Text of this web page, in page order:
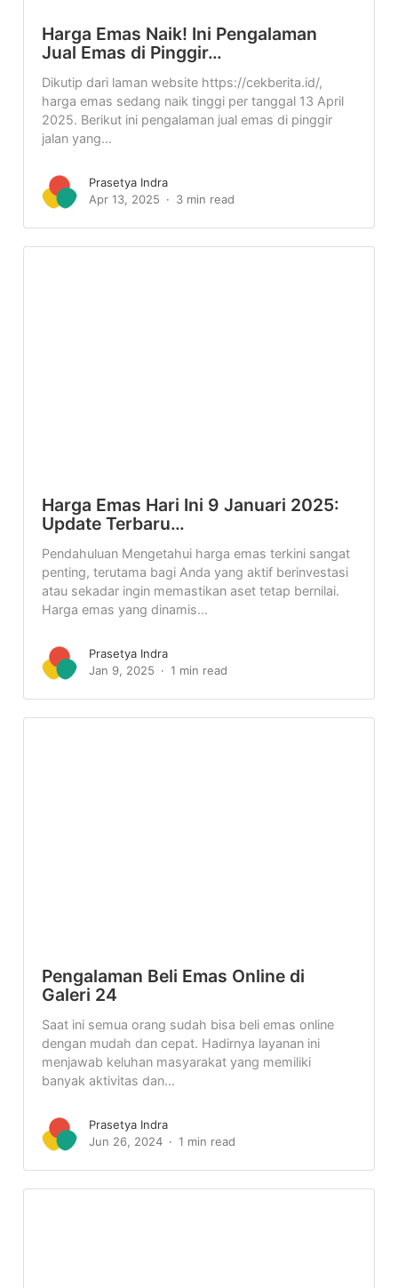
Harga Emas Naik! Ini Pengalaman
Jual Emas di Pinggir…
Dikutip dari laman website https://cekberita.id/,
harga emas sedang naik tinggi per tanggal 13 April
2025. Berikut ini pengalaman jual emas di pinggir
jalan yang...
Prasetya Indra
Apr 13, 2025
3 min read
Harga Emas Hari Ini 9 Januari 2025:
Update Terbaru…
Pendahuluan Mengetahui harga emas terkini sangat
penting, terutama bagi Anda yang aktif berinvestasi
atau sekadar ingin memastikan aset tetap bernilai.
Harga emas yang dinamis...
Prasetya Indra
Jan 9, 2025
1 min read
Pengalaman Beli Emas Online di
Galeri 24
Saat ini semua orang sudah bisa beli emas online
dengan mudah dan cepat. Hadirnya layanan ini
menjawab keluhan masyarakat yang memiliki
banyak aktivitas dan...
Prasetya Indra
Jun 26, 2024
1 min read